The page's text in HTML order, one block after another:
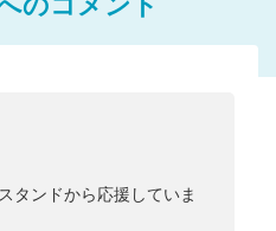
タンドから応援していま